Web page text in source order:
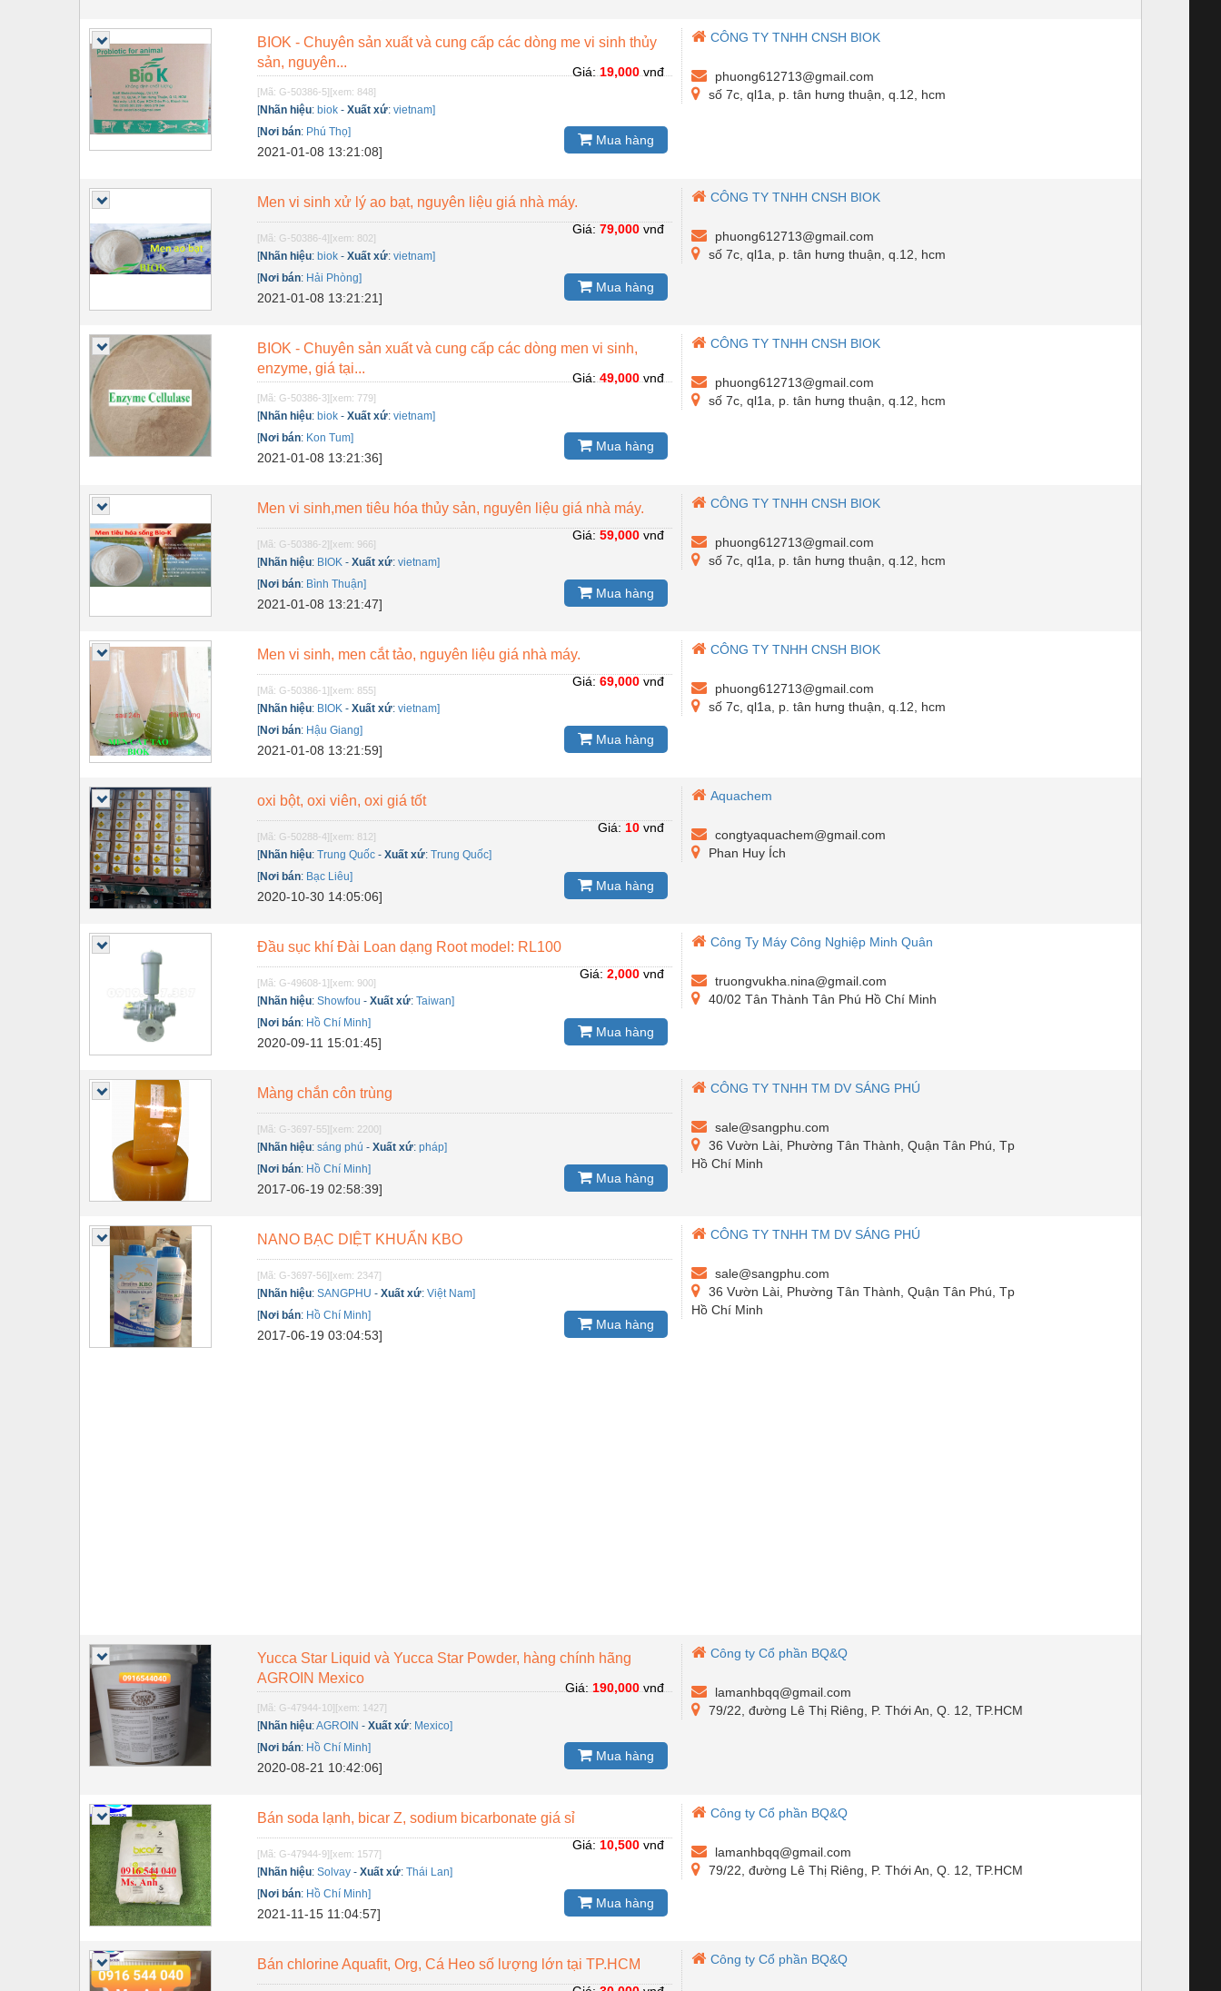
Hóa chất-Trang thiết bị
Kệ công nghiệp
Khí nén - Thiết bị
Khuôn mẫu - Phụ tùng
Lọc công nghiệp
Máy công cụ - Phụ tùng
Mỏ - Trang thiết bị
Nâng hạ - Trang thiết bị
Nội - Ngoại thất - văn phòng
Nồi hơi - Trang thiết bị
Nông nghiệp - Thiết bị
Phốt cơ khí
Sắt, thép, inox các loại
Thí nghiệm-Trang thiết bị
Thiết bị chiếu sáng
Thiết bị chống sét
Thiết bị an ninh
Thiết bị công nghiệp
Thiết bị công trình
Thiết bị giáo dục
Thiết bị khác
Thiết bị làm sạch
Thiết bị sơn - Sơn
Thiết bị nhà bếp
Thiêt bị PCCC
Thiết bị truyền động
Thiết bị viễn thông
Thủy lực-Thiết bị
Thủy sản - Trang thiết bị
Tự động hoá
Van - Co các loại
Vật liệu mài mòn
Vật liệu xây dựng
Vòng bi - Bạc đạn
BIOK - Chuyên sản xuất và cung cấp các dòng me vi sinh thủy
sản, nguyên...
[Mã: G-50386-5][xem: 848]
[Nhãn hiệu:biok -Xuất xứ:vietnam]
[Nơi bán: Phú Thọ]
2021-01-08 13:21:08]
Giá: 19,000vnđ
Mua hàng
CÔNG TY TNHH CNSH BIOK
phuong612713@gmail.com
số 7c, ql1a, p. tân hưng thuận, q.12, hcm
Men vi sinh xử lý ao bạt, nguyên liệu giá nhà máy.
[Mã: G-50386-4][xem: 802]
[Nhãn hiệu:biok -Xuất xứ:vietnam]
[Nơi bán: Hải Phòng]
2021-01-08 13:21:21]
Giá: 79,000vnđ
Mua hàng
CÔNG TY TNHH CNSH BIOK
phuong612713@gmail.com
số 7c, ql1a, p. tân hưng thuận, q.12, hcm
BIOK - Chuyên sản xuất và cung cấp các dòng men vi sinh,
enzyme, giá tại...
[Mã: G-50386-3][xem: 779]
[Nhãn hiệu:biok -Xuất xứ:vietnam]
[Nơi bán: Kon Tum]
2021-01-08 13:21:36]
Giá: 49,000vnđ
Mua hàng
CÔNG TY TNHH CNSH BIOK
phuong612713@gmail.com
số 7c, ql1a, p. tân hưng thuận, q.12, hcm
Men vi sinh,men tiêu hóa thủy sản, nguyên liệu giá nhà máy.
[Mã: G-50386-2][xem: 966]
[Nhãn hiệu: BIOK -Xuất xứ:vietnam]
[Nơi bán: Bình Thuận]
2021-01-08 13:21:47]
Giá: 59,000vnđ
Mua hàng
CÔNG TY TNHH CNSH BIOK
phuong612713@gmail.com
số 7c, ql1a, p. tân hưng thuận, q.12, hcm
Men vi sinh, men cắt tảo, nguyên liệu giá nhà máy.
[Mã: G-50386-1][xem: 855]
[Nhãn hiệu: BIOK -Xuất xứ:vietnam]
[Nơi bán: Hậu Giang]
2021-01-08 13:21:59]
Giá: 69,000vnđ
Mua hàng
CÔNG TY TNHH CNSH BIOK
phuong612713@gmail.com
số 7c, ql1a, p. tân hưng thuận, q.12, hcm
oxi bột, oxi viên, oxi giá tốt
[Mã: G-50288-4][xem: 812]
[Nhãn hiệu:Trung Quốc -Xuất xứ:Trung Quốc]
[Nơi bán: Bạc Liêu]
2020-10-30 14:05:06]
Giá: 10vnđ
Mua hàng
Aquachem
congtyaquachem@gmail.com
Phan Huy Ích
Đầu sục khí Đài Loan dạng Root model: RL100
[Mã: G-49608-1][xem: 900]
[Nhãn hiệu:Showfou -Xuất xứ:Taiwan]
[Nơi bán: Hồ Chí Minh]
2020-09-11 15:01:45]
Giá: 2,000vnđ
Mua hàng
Công Ty Máy Công Nghiệp Minh Quân
truongvukha.nina@gmail.com
40/02 Tân Thành Tân Phú Hồ Chí Minh
Màng chắn côn trùng
[Mã: G-3697-55][xem: 2200]
[Nhãn hiệu:sáng phú -Xuất xứ:pháp]
[Nơi bán: Hồ Chí Minh]
2017-06-19 02:58:39]
Mua hàng
CÔNG TY TNHH TM DV SÁNG PHÚ
sale@sangphu.com
36 Vườn Lài, Phường Tân Thành, Quận Tân Phú, Tp
Hồ Chí Minh
NANO BẠC DIỆT KHUẨN KBO
[Mã: G-3697-56][xem: 2347]
[Nhãn hiệu:SANGPHU -Xuất xứ:Việt Nam]
[Nơi bán: Hồ Chí Minh]
2017-06-19 03:04:53]
Mua hàng
CÔNG TY TNHH TM DV SÁNG PHÚ
sale@sangphu.com
36 Vườn Lài, Phường Tân Thành, Quận Tân Phú, Tp
Hồ Chí Minh
Yucca Star Liquid và Yucca Star Powder, hàng chính hãng
AGROIN Mexico
[Mã: G-47944-10][xem: 1427]
[Nhãn hiệu:AGROIN -Xuất xứ: Mexico]
[Nơi bán: Hồ Chí Minh]
2020-08-21 10:42:06]
Giá: 190,000vnđ
Mua hàng
Công ty Cổ phần BQ&Q
lamanhbqq@gmail.com
79/22, đường Lê Thị Riêng, P. Thới An, Q. 12, TP.HCM
Bán soda lạnh, bicar Z, sodium bicarbonate giá sỉ
[Mã: G-47944-9][xem: 1577]
[Nhãn hiệu:Solvay -Xuất xứ:Thái Lan]
[Nơi bán: Hồ Chí Minh]
2021-11-15 11:04:57]
Giá: 10,500vnđ
Mua hàng
Công ty Cổ phần BQ&Q
lamanhbqq@gmail.com
79/22, đường Lê Thị Riêng, P. Thới An, Q. 12, TP.HCM
Bán chlorine Aquafit, Org, Cá Heo số lượng lớn tại TP.HCM Công ty Cổ phần BQ&Q